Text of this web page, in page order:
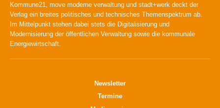
Kommune21, move moderne verwaltung und stadt+werk deckt der
Verlag ein breites politisches und technisches Themenspektrum ab.
Im Mittelpunkt stehen dabei stets die Digitalisierung und
Modernisierung der öffentlichen Verwaltung sowie die kommunale
Energiewirtschaft.
Newsletter
Termine